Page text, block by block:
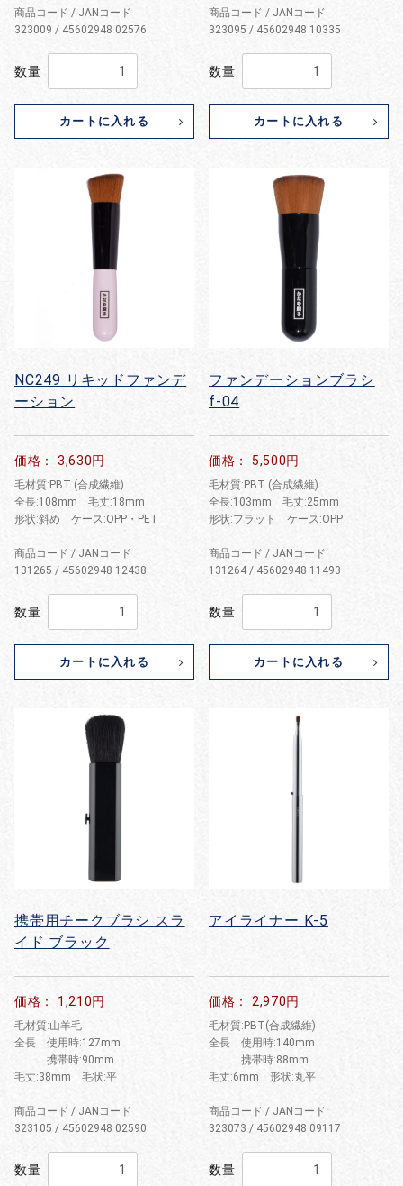
商品コード / JANコード
323009 / 45602948 02576
数量
カートに入れる
商品コード / JANコード
323095 / 45602948 10335
数量
カートに入れる
NC249 リキッドファンデ
ーション
価格： 3,630円
毛材質:PBT (合成繊維)
全長:108mm 毛丈:18mm
形状:斜め ケース:OPP・PET
商品コード / JANコード
131265 / 45602948 12438
数量
カートに入れる
ファンデーションブラシ
f-04
価格： 5,500円
毛材質:PBT (合成繊維)
全長:103mm 毛丈:25mm
形状:フラット ケース:OPP
商品コード / JANコード
131264 / 45602948 11493
数量
カートに入れる
携帯用チークブラシ スラ
イド ブラック
価格： 1,210円
毛材質:山羊毛
全長 使用時:127mm
携帯時:90mm
毛丈:38mm 毛状:平
商品コード / JANコード
323105 / 45602948 02590
数量
アイライナー K-5
価格： 2,970円
毛材質:PBT(合成繊維)
全長 使用時:140mm
携帯時:88mm
毛丈:6mm 形状:丸平
商品コード / JANコード
323073 / 45602948 09117
数量